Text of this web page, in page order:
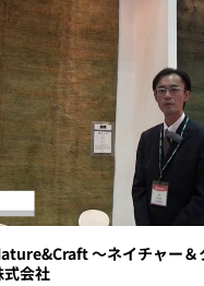
～ネイチャー＆
式会社